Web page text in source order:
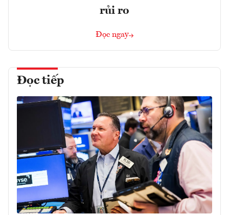
rủi ro
Đọc ngay
Đọc tiếp